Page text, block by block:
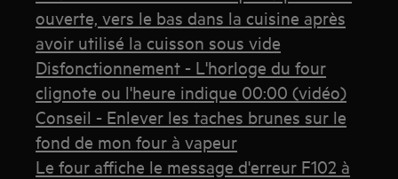
ouverte, vers le bas dans la cuisine après
avoir utilisé la cuisson sous vide
Disfonctionnement - L'horloge du four
clignote ou l'heure indique 00:00 (vidéo)
Conseil - Enlever les taches brunes sur le
fond de mon four à vapeur
Le four affiche le message d'erreur F102 à